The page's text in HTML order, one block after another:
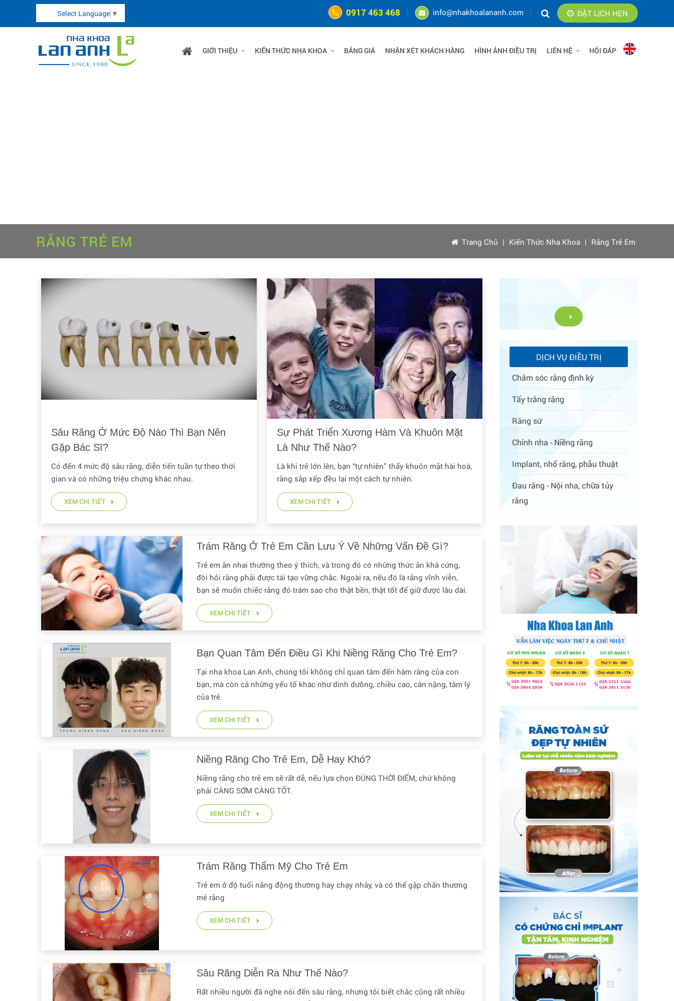
Select Language ▼ 0917 463 468 info@nhakhoalananh.com ĐẶT LỊCH HẸN
GIỚI THIỆU KIẾN THỨC NHA KHOA BẢNG GIÁ NHẬN XÉT KHÁCH HÀNG HÌNH ẢNH ĐIỀU TRỊ LIÊN HỆ HỎI ĐÁP
RĂNG TRẺ EM Trang Chủ | Kiến Thức Nha Khoa | Răng Trẻ Em
Sâu Răng Ở Mức Độ Nào Thì Bạn Nên
Gặp Bác Sĩ?
Có đến 4 mức độ sâu răng, diễn tiến tuần tự theo thời
gian và có những triệu chứng khác nhau.
XEM CHI TIẾT
Sự Phát Triển Xương Hàm Và Khuôn Mặt
Là Như Thế Nào?
Là khi trẻ lớn lên, bạn “tự nhiên” thấy khuôn mặt hài hoà,
răng sắp xếp đều lại một cách tự nhiên.
XEM CHI TIẾT
Trám Răng Ở Trẻ Em Cần Lưu Ý Về Những Vấn Đề Gì?
Trẻ em ăn nhai thường theo ý thích, và trong đó có những thức ăn khá cứng,
đòi hỏi răng phải được tái tạo vững chắc. Ngoài ra, nếu đó là răng vĩnh viễn,
bạn sẽ muốn chiếc răng đó trám sao cho thật bền, thật tốt để giữ được lâu dài.
XEM CHI TIẾT
Bạn Quan Tâm Đến Điều Gì Khi Niềng Răng Cho Trẻ Em?
Tại nha khoa Lan Anh, chúng tôi không chỉ quan tâm đến hàm răng của con
bạn, mà còn cả những yếu tố khác như dinh dưỡng, chiều cao, cân nặng, tâm lý
của trẻ.
XEM CHI TIẾT
Niềng Răng Cho Trẻ Em, Dễ Hay Khó?
Niềng răng cho trẻ em sẽ rất dễ, nếu lựa chọn ĐÚNG THỜI ĐIỂM, chứ không
phải CÀNG SỚM CÀNG TỐT.
XEM CHI TIẾT
Trám Răng Thẩm Mỹ Cho Trẻ Em
Trẻ em ở độ tuổi năng động thường hay chạy nhảy, và có thể gặp chấn thương
mẻ răng
XEM CHI TIẾT
Sâu Răng Diễn Ra Như Thế Nào?
Rất nhiều người đã nghe nói đến sâu răng, nhưng tôi biết chắc cũng rất nhiều
DỊCH VỤ ĐIỀU TRỊ
Chăm sóc răng định kỳ
Tẩy trắng răng
Răng sứ
Chỉnh nha - Niềng răng
Implant, nhổ răng, phẫu thuật
Đau răng - Nội nha, chữa tủy
răng